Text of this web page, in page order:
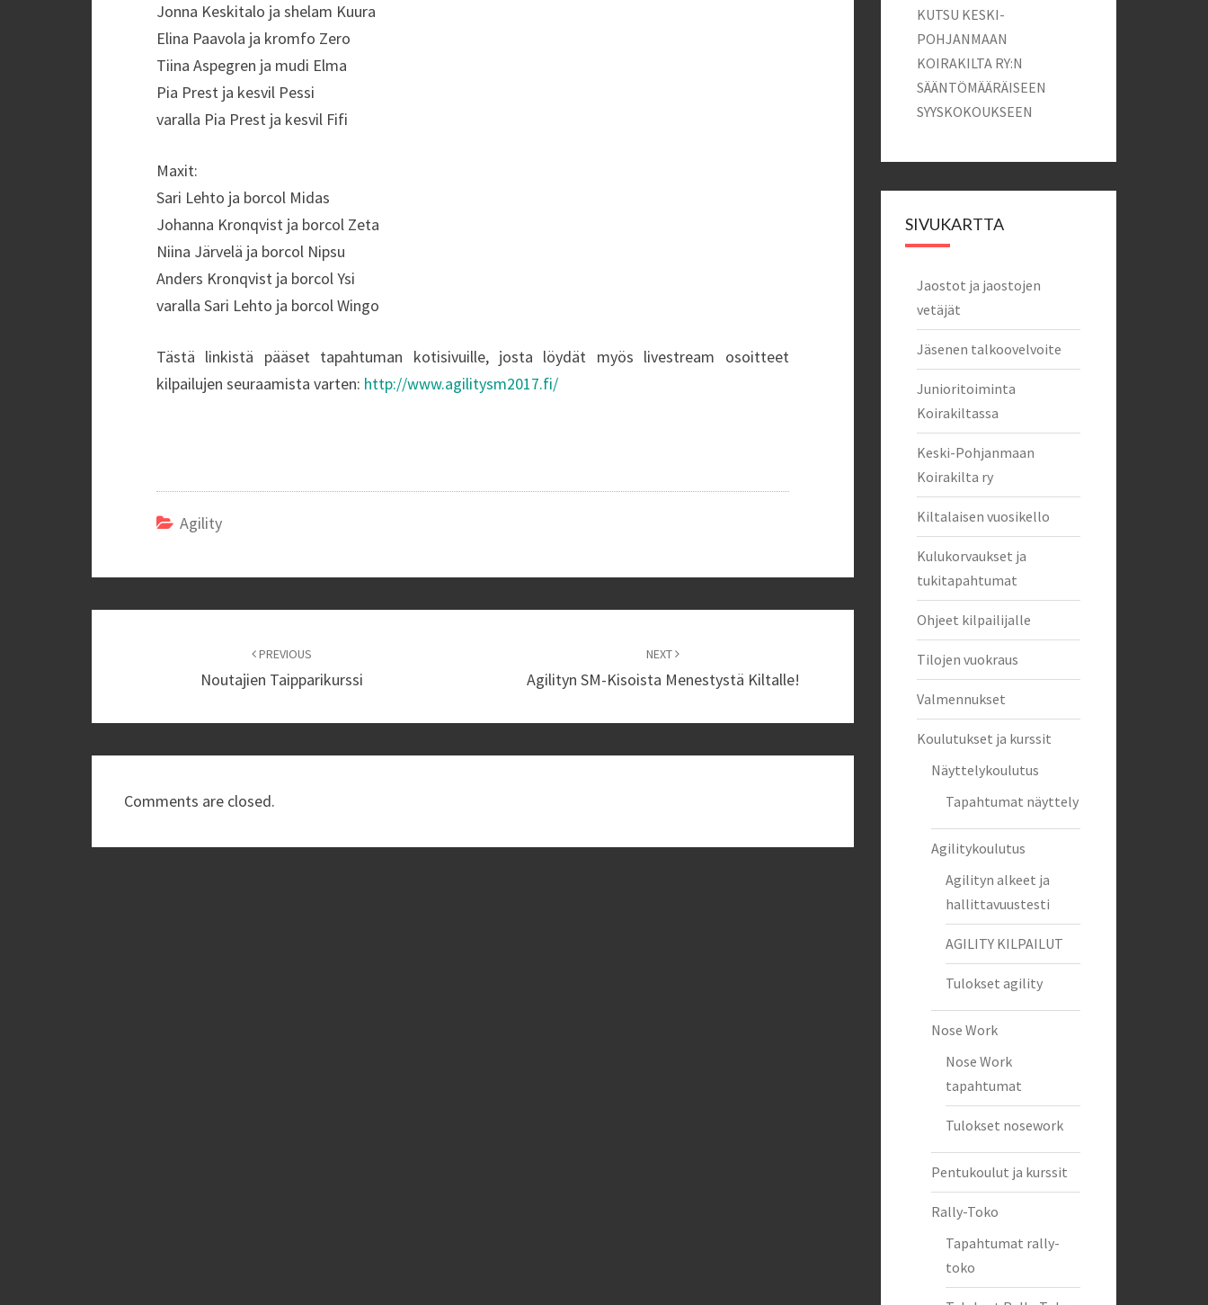
Jonna Keskitalo ja shelam Kuura
Elina Paavola ja kromfo Zero
Tiina Aspegren ja mudi Elma
Pia Prest ja kesvil Pessi
varalla Pia Prest ja kesvil Fifi
Maxit:
Sari Lehto ja borcol Midas
Johanna Kronqvist ja borcol Zeta
Niina Järvelä ja borcol Nipsu
Anders Kronqvist ja borcol Ysi
varalla Sari Lehto ja borcol Wingo
Tästä linkistä pääset tapahtuman kotisivuille, josta löydät myös livestream osoitteet
kilpailujen seuraamista varten: http://www.agilitysm2017.fi/
Agility
PREVIOUS
Noutajien Taipparikurssi
NEXT
Agilityn SM-Kisoista Menestystä Kiltalle!
Comments are closed.
KUTSU KESKI-
POHJANMAAN
KOIRAKILTA RY:N
SÄÄNTÖMÄÄRÄISEEN
SYYSKOKOUKSEEN
SIVUKARTTA
Jaostot ja jaostojen
vetäjät
Jäsenen talkoovelvoite
Junioritoiminta
Koirakiltassa
Keski-Pohjanmaan
Koirakilta ry
Kiltalaisen vuosikello
Kulukorvaukset ja
tukitapahtumat
Ohjeet kilpailijalle
Tilojen vuokraus
Valmennukset
Koulutukset ja kurssit
Näyttelykoulutus
Tapahtumat näyttely
Agilitykoulutus
Agilityn alkeet ja
hallittavuustesti
AGILITY KILPAILUT
Tulokset agility
Nose Work
Nose Work
tapahtumat
Tulokset nosework
Pentukoulut ja kurssit
Rally-Toko
Tapahtumat rally-
toko